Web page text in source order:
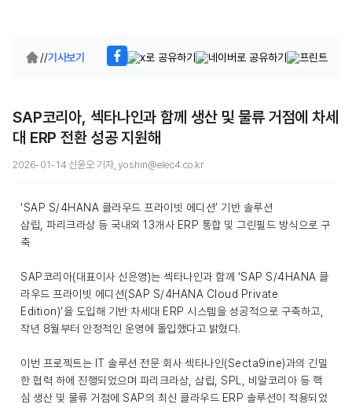
//기사보기
SAP코리아, 섹타나인과 함께 생산 및 물류 거점에 차세
대 ERP 전환 성공 지원해
2026-01-14 신윤오 기자, yoshin@elec4.co.kr
‘SAP S/4HANA 클라우드 프라이빗 에디션’ 기반 솔루션
삼립, 파리크라상 등 국내외 13개사 ERP 통합 및 그린필드 방식으로 구
축
SAP코리아(대표이사 신은영)는 섹타나인과 함께 ‘SAP S/4HANA 클
라우드 프라이빗 에디션(SAP S/4HANA Cloud Private
Edition)’을 도입해 기반 차세대 ERP 시스템을 성공적으로 구축하고,
작년 8월부터 안정적인 운영에 돌입했다고 밝혔다.
이번 프로젝트는 IT 솔루션 전문 회사 섹타나인(Secta9ine)과의 긴밀
한 협력 하에 진행되었으며 파리크라상, 삼립, SPL, 비알코리아 등 핵
심 생산 및 물류 거점에 SAP의 최신 클라우드 ERP 솔루션이 적용되었